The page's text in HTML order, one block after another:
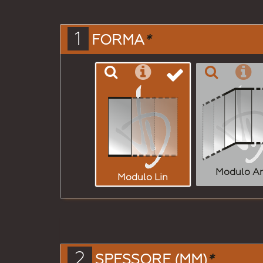
1 FORMA*
Modulo Lin Modulo
2 SPESSORE (MM)*